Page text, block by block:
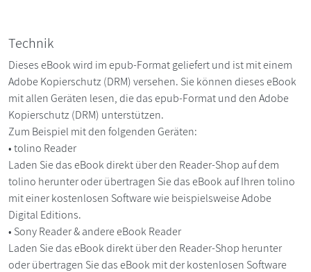
Technik
Dieses eBook wird im epub-Format geliefert und ist mit einem
Adobe Kopierschutz (DRM) versehen. Sie können dieses eBook
mit allen Geräten lesen, die das epub-Format und den Adobe
Kopierschutz (DRM) unterstützen.
Zum Beispiel mit den folgenden Geräten:
• tolino Reader
Laden Sie das eBook direkt über den Reader-Shop auf dem
tolino herunter oder übertragen Sie das eBook auf Ihren tolino
mit einer kostenlosen Software wie beispielsweise Adobe
Digital Editions.
• Sony Reader & andere eBook Reader
Laden Sie das eBook direkt über den Reader-Shop herunter
oder übertragen Sie das eBook mit der kostenlosen Software